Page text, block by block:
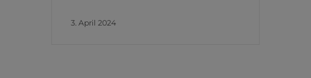
3. April 2024